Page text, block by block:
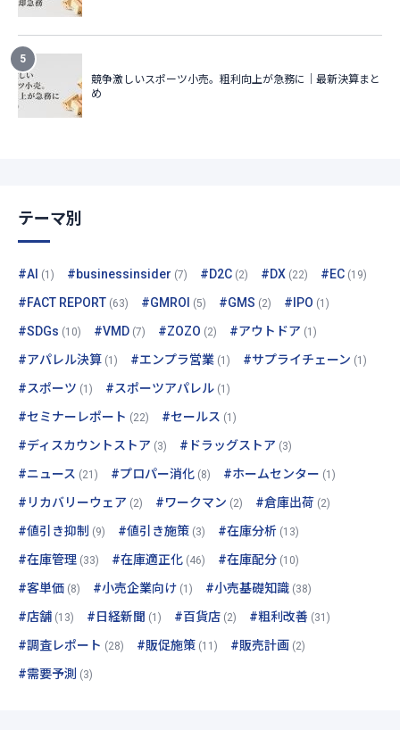
テーマ別
#AI (1) #businessinsider (7) #D2C (2) #DX (22) #EC (19)
#FACT REPORT (63) #GMROI (5) #GMS (2) #IPO (1)
#SDGs (10) #VMD (7) #ZOZO (2) #アウトドア (1)
#アパレル決算 (1) #エンプラ営業 (1) #サプライチェーン (1)
#スポーツ (1) #スポーツアパレル (1)
#セミナーレポート (22) #セールス (1)
#ディスカウントストア (3) #ドラッグストア (3)
#ニュース (21) #プロパー消化 (8) #ホームセンター (1)
#リカバリーウェア (2) #ワークマン (2) #倉庫出荷 (2)
#値引き抑制 (9) #値引き施策 (3) #在庫分析 (13)
#在庫管理 (33) #在庫適正化 (46) #在庫配分 (10)
#客単価 (8) #小売企業向け (1) #小売基礎知識 (38)
#店舗 (13) #日経新聞 (1) #百貨店 (2) #粗利改善 (31)
#調査レポート (28) #販促施策 (11) #販売計画 (2)
#需要予測 (3)